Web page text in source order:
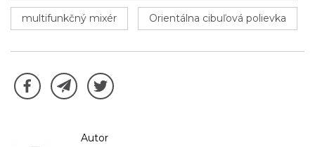
multifunkčný mixér Orientálna cibuľová polievka
Autor